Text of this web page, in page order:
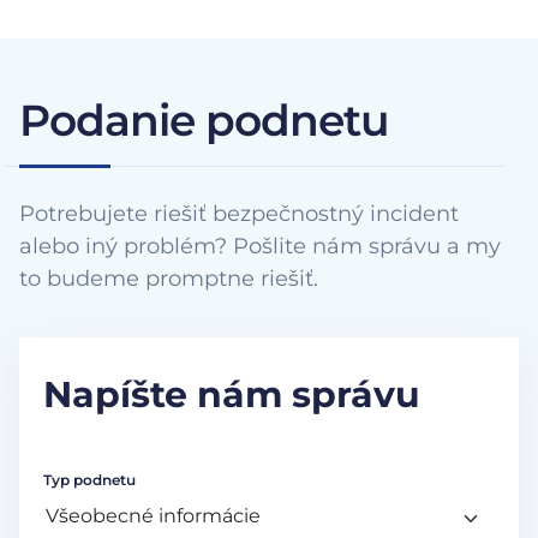
Podanie podnetu
Potrebujete riešiť bezpečnostný incident
alebo iný problém? Pošlite nám správu a my
to budeme promptne riešiť.
Napíšte nám správu
Typ podnetu